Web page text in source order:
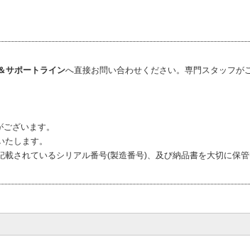
サポートラインへ直接お問い合わせください。専門スタッフが
ざいます。
します。
されているシリアル番号(製造番号)、及び納品書を大切に保